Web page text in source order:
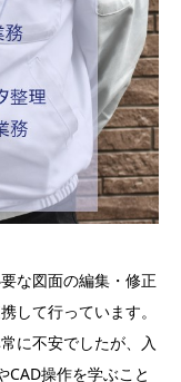
な図面の編集・修正
して行っています。
に不安でしたが、入
操作を学ぶこと